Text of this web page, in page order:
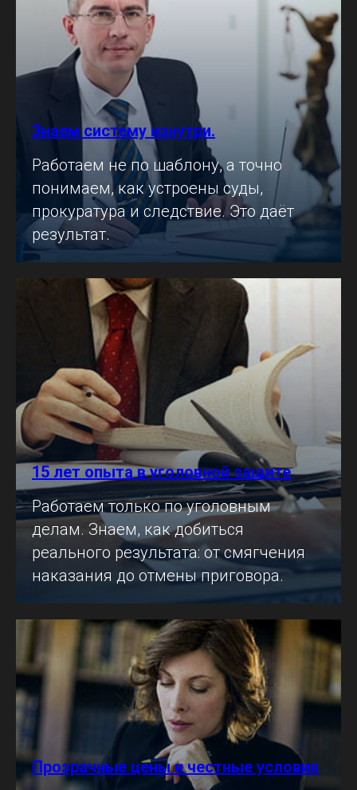
Знаем систему изнутри.
Работаем не по шаблону, а точно
понимаем, как устроены суды,
прокуратура и следствие. Это даёт
результат.
15 лет опыта в уголовной защите
Работаем только по уголовным
делам. Знаем, как добиться
реального результата: от смягчения
наказания до отмены приговора.
Прозрачные цены и честные условия